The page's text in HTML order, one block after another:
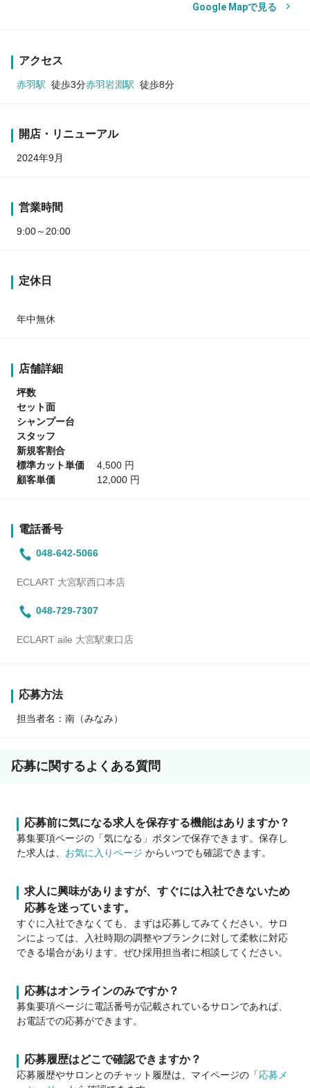
Google Mapで見る
アクセス
赤羽駅 徒歩3分赤羽岩淵駅 徒歩8分
開店・リニューアル
2024年9月
営業時間
9:00～20:00
定休日
年中無休
店舗詳細
坪数
セット面
シャンプー台
スタッフ
新規客割合
標準カット単価
4,500 円
顧客単価
12,000 円
電話番号
048-642-5066
ECLART 大宮駅西口本店
048-729-7307
ECLART aile 大宮駅東口店
応募方法
担当者名：南（みなみ）
応募に関するよくある質問
応募前に気になる求人を保存する機能はありますか？
募集要項ページの「気になる」ボタンで保存できます。保存し
た求人は、 お気に入りページ からいつでも確認できます。
求人に興味がありますが、すぐには入社できないため
応募を迷っています。
すぐに入社できなくても、まずは応募してみてください。サロ
ンによっては、入社時期の調整やブランクに対して柔軟に対応
できる場合があります。ぜひ採用担当者に相談してください。
応募はオンラインのみですか？
募集要項ページに電話番号が記載されているサロンであれば、
お電話での応募ができます。
応募履歴はどこで確認できますか？
応募履歴やサロンとのチャット履歴は、マイページの「応募メ